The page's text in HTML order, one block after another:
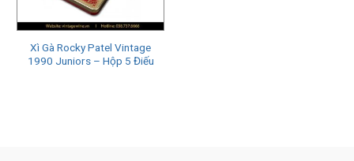
Xì Gà Rocky Patel Vintage
1990 Juniors – Hộp 5 Điếu